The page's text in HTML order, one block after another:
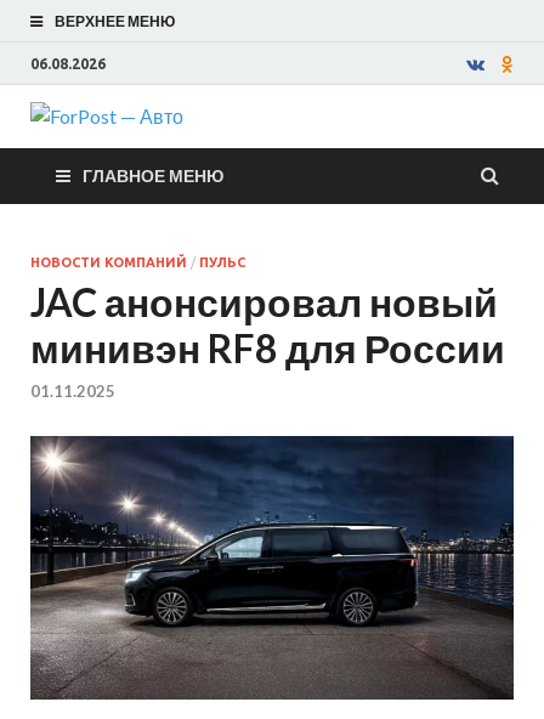
ВЕРХНЕЕ МЕНЮ
06.08.2026
ForPost —
Авто
ГЛАВНОЕ МЕНЮ
НОВОСТИ КОМПАНИЙ / ПУЛЬС
JAC анонсировал новый
минивэн RF8 для России
01.11.2025